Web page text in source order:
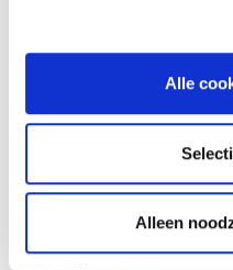
Alle
Alleen
Doen
kiest